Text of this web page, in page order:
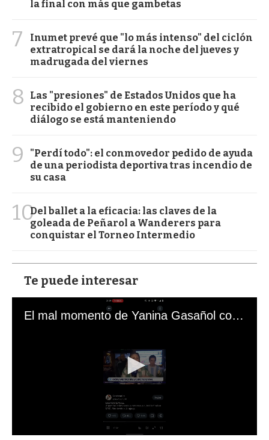
la final con más que gambetas
7
Inumet prevé que "lo más intenso" del ciclón
extratropical se dará la noche del jueves y
madrugada del viernes
8
Las "presiones" de Estados Unidos que ha
recibido el gobierno en este período y qué
diálogo se está manteniendo
9
"Perdí todo": el conmovedor pedido de ayuda
de una periodista deportiva tras incendio de
su casa
10Del ballet a la eficacia: las claves de la
goleada de Peñarol a Wanderers para
conquistar el Torneo Intermedio
Te puede interesar
El mal momento de Yanina Gasañol con un hincha argentino en "Subrayado"